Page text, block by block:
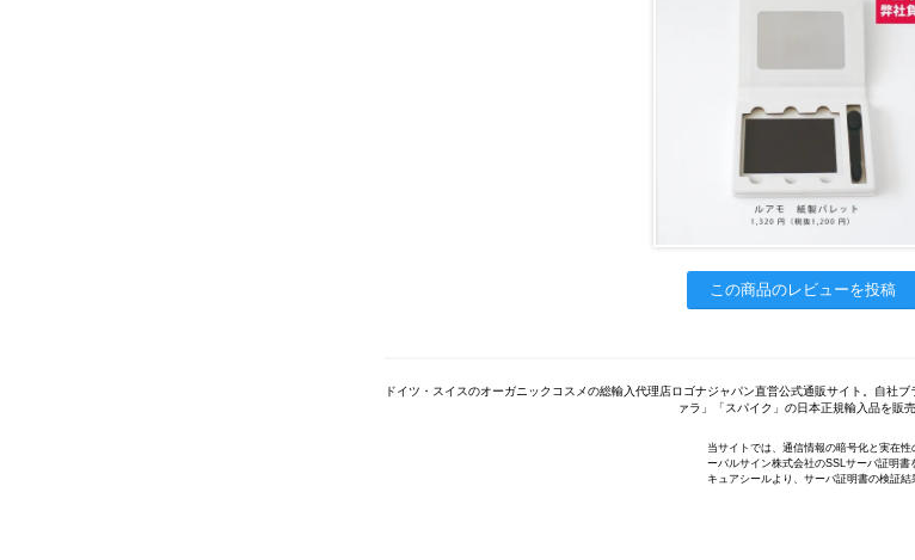
この商品のレビューを投稿
ドイツ・スイスのオーガニックコスメの総輸入代理店ロゴナジャパン直営公式通販サイト。自社
ァラ」「スパイク」の日本正規輸入品を販売
当サイトでは、通信情報の暗号化と実在
ーバルサイン株式会社のSSLサーバ証明書
キュアシールより、サーバ証明書の検証結